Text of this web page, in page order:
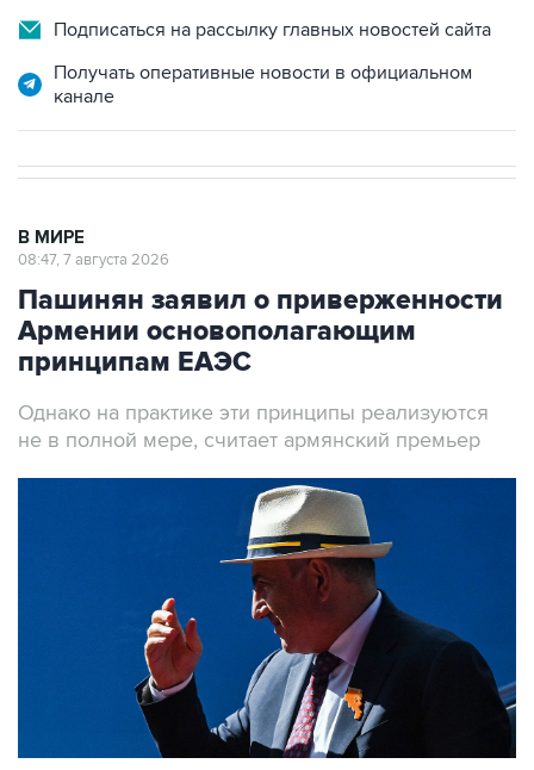
Подписаться на рассылку главных новостей сайта
Получать оперативные новости в официальном
канале
В МИРЕ
08:47, 7 августа 2026
Пашинян заявил о приверженности
Армении основополагающим
принципам ЕАЭС
Однако на практике эти принципы реализуются
не в полной мере, считает армянский премьер